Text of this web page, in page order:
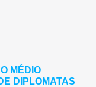
MÉDIO
DIPLOMATAS